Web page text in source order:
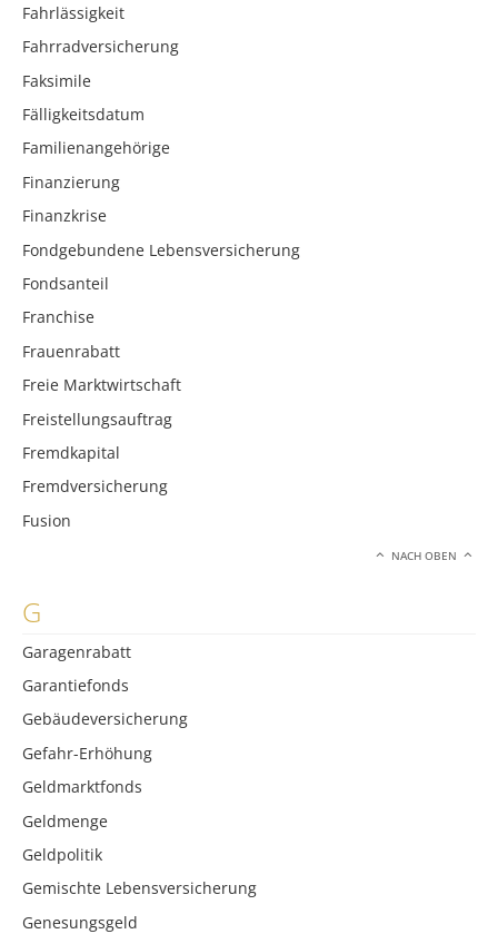
Fahrlässigkeit
Fahrradversicherung
Faksimile
Fälligkeitsdatum
Familienangehörige
Finanzierung
Finanzkrise
Fondgebundene Lebensversicherung
Fondsanteil
Franchise
Frauenrabatt
Freie Marktwirtschaft
Freistellungsauftrag
Fremdkapital
Fremdversicherung
Fusion
NACH OBEN
G
Garagenrabatt
Garantiefonds
Gebäudeversicherung
Gefahr-Erhöhung
Geldmarktfonds
Geldmenge
Geldpolitik
Gemischte Lebensversicherung
Genesungsgeld